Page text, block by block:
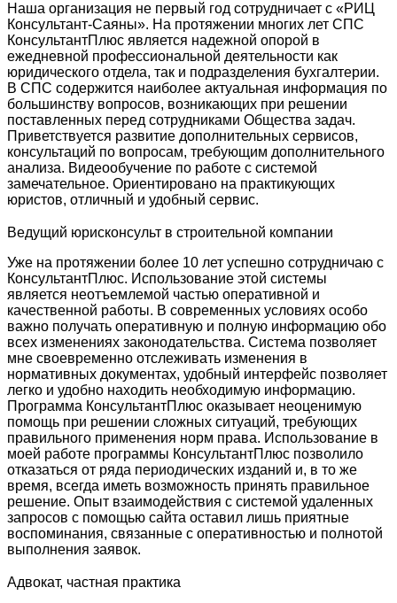
Наша организация не первый год сотрудничает с «РИЦ
Консультант-Саяны». На протяжении многих лет СПС
КонсультантПлюс является надежной опорой в
ежедневной профессиональной деятельности как
юридического отдела, так и подразделения бухгалтерии.
В СПС содержится наиболее актуальная информация по
большинству вопросов, возникающих при решении
поставленных перед сотрудниками Общества задач.
Приветствуется развитие дополнительных сервисов,
консультаций по вопросам, требующим дополнительного
анализа. Видеообучение по работе с системой
замечательное. Ориентировано на практикующих
юристов, отличный и удобный сервис.
Ведущий юрисконсульт в строительной компании
Уже на протяжении более 10 лет успешно сотрудничаю с
КонсультантПлюс. Использование этой системы
является неотъемлемой частью оперативной и
качественной работы. В современных условиях особо
важно получать оперативную и полную информацию обо
всех изменениях законодательства. Система позволяет
мне своевременно отслеживать изменения в
нормативных документах, удобный интерфейс позволяет
легко и удобно находить необходимую информацию.
Программа КонсультантПлюс оказывает неоценимую
помощь при решении сложных ситуаций, требующих
правильного применения норм права. Использование в
моей работе программы КонсультантПлюс позволило
отказаться от ряда периодических изданий и, в то же
время, всегда иметь возможность принять правильное
решение. Опыт взаимодействия с системой удаленных
запросов с помощью сайта оставил лишь приятные
воспоминания, связанные с оперативностью и полнотой
выполнения заявок.
Адвокат, частная практика